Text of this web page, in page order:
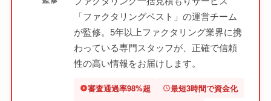
「ファクタリングベスト」の運営チーム
が監修。5年以上ファクタリング業界に携
わっている専門スタッフが、正確で信頼
性の高い情報をお届けします。
審査通過率98%超
最短3時間で資金化